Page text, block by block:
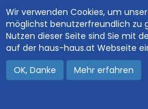
Wir verwenden Cookies, um
möglichst benutzerfreundlich zu
Nutzen dieser Seite sind Sie mit
auf der haus-haus.at Webseite
OK, Danke
Mehr erfahren